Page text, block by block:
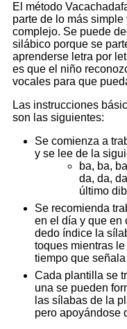
El método
parte de lo más
complejo. Se puede
silábico porque se
aprenderse letra por
es que el niño
vocales para que
Las instrucciones
son las siguientes:
Se comienza a
y se lee de la
ba, ba,
da, da,
último
Se recomienda
en el día y que en
dedo índice la
toques mientras
tiempo que
Cada plantilla se
una se pueden
las sílabas de la
pero apoyándose